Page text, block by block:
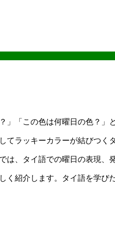
」「この色は何曜日の色？」
ラッキーカラーが結びつく
は、タイ語での曜日の表現、
く紹介します。タイ語を学び